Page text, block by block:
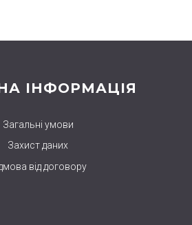
ІНФОРМАЦІЯ
Загальні умови
Захист даних
від договору